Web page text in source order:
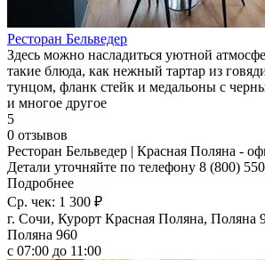
Ресторан Бельведер
Здесь можно насладиться уютной
такие блюда, как нежный тартар из
тунцом, фланк стейк и медальоны с
и многое другое
5
0 отзывов
Ресторан Бельведер | Красная Поляна -
Детали уточняйте по телефону 8 (800)
Подробнее
Ср. чек: 1 300 ₽
г. Сочи, Курорт Красная Поляна, Поляна
Поляна 960
с 07:00 до 11:00